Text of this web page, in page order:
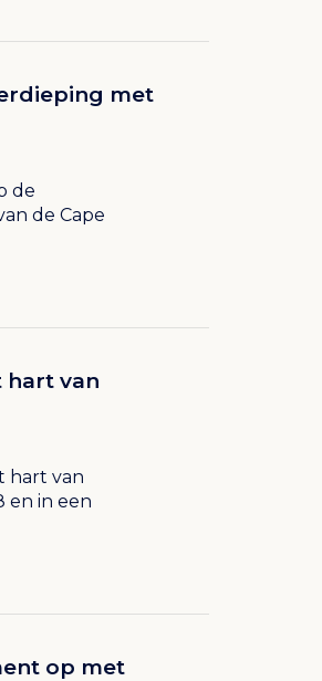
met
de
de Cape
hart van
hart van
en in een
op met